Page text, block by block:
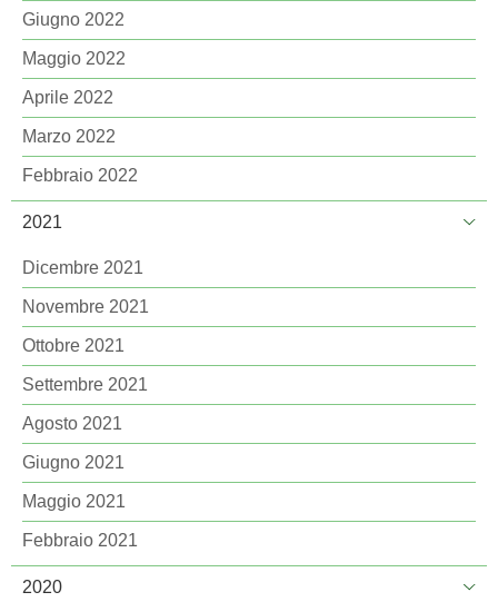
Giugno 2022
Maggio 2022
Aprile 2022
Marzo 2022
Febbraio 2022
2021
Dicembre 2021
Novembre 2021
Ottobre 2021
Settembre 2021
Agosto 2021
Giugno 2021
Maggio 2021
Febbraio 2021
2020